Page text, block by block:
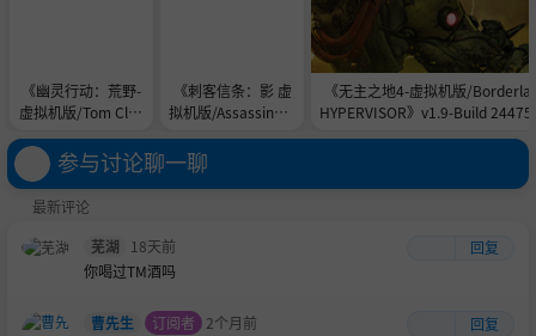
《幽灵行动：荒野-
虚拟机版/Tom Clan
Wildlands HYPERVI
SOR》v9820855-B
uild 24446260官中
免安装-简中94.61G
《刺客信条：影 虚
拟机版/Assassin’s
1.1.12-Build 24069
226|官方简体中文|
《无主之地4-虚拟机版/
HYPERVISOR》v1.9-Build
参与讨论聊一聊
最新评论
芜湖
18天前
回复
你喝过TM酒吗
曹先生 订阅者 2个月前
回复